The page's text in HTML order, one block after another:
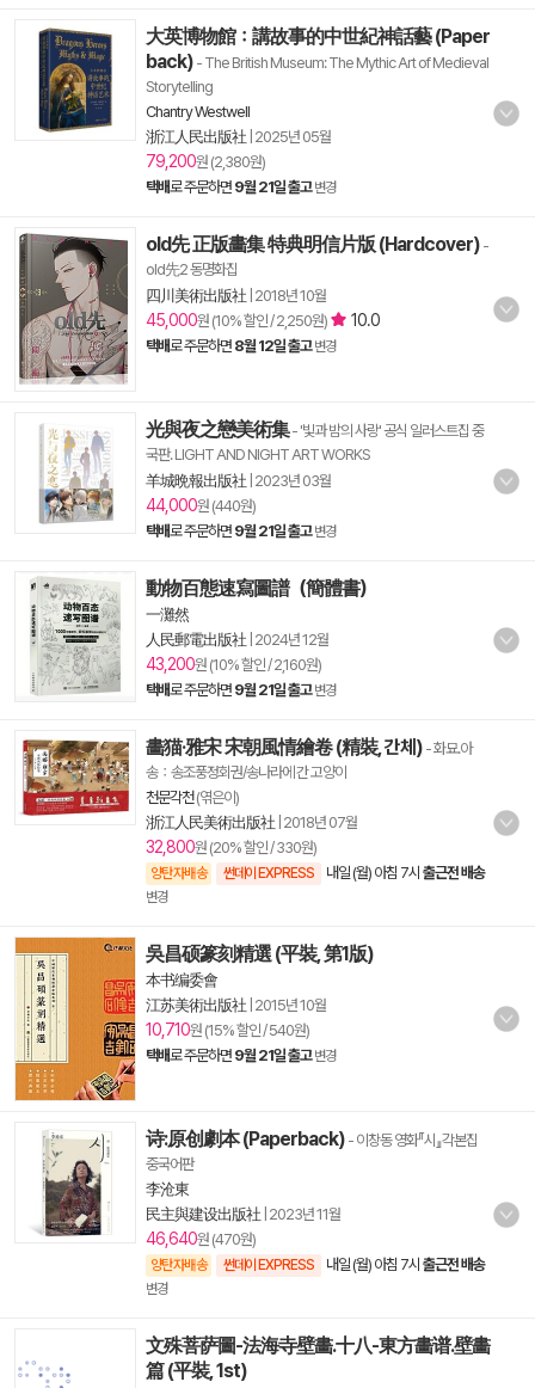
大英博物館：講故事的中世紀神話藝 (Paper
back) - The British Museum: The Mythic Art of Medieval
Storytelling
Chantry Westwell
浙江人民出版社 2025년 05월
79,200원 (2,380원)
택배로 주문하면 9월 21일 출고 변경
old先 正版畵集 特典明信片版 (Hardcover) -
old先2 동명화집
四川美術出版社 2018년 10월
45,000원 (10% 할인 / 2,250원) 10.0
택배로 주문하면 8월 12일 출고 변경
光與夜之戀美術集- '빛과 밤의 사랑' 공식 일러스트집 중
국판. LIGHT AND NIGHT ART WORKS
羊城晩報出版社 2023년 03월
44,000원 (440원)
택배로 주문하면 9월 21일 출고 변경
動物百態速寫圖譜（簡體書）
一灘然
人民郵電出版社 2024년 12월
43,200원 (10% 할인 / 2,160원)
택배로 주문하면 9월 21일 출고 변경
畵猫·雅宋 宋朝風情繪卷 (精裝, 간체) - 화묘.아
송：송조풍정회권/송나라에 간 고양이
천문각천(엮은이)
浙江人民美術出版社 2018년 07월
32,800원 (20% 할인 / 330원)
양탄자배송 썬데이 EXPRESS 내일 (월) 아침 7시 출근전 배송
변경
吳昌硕篆刻精選 (平裝, 第1版)
本书编委會
江苏美術出版社 2015년 10월
10,710원 (15% 할인 / 540원)
택배로 주문하면 9월 21일 출고 변경
诗:原创劇本 (Paperback) - 이창동 영화『시』각본집
중국어판
李沧東
民主與建设出版社 2023년 11월
46,640원 (470원)
양탄자배송 썬데이 EXPRESS 내일 (월) 아침 7시 출근전 배송
변경
文殊菩萨圖-法海寺壁畵.十八-東方畵谱.壁畵
篇 (平裝, 1st)